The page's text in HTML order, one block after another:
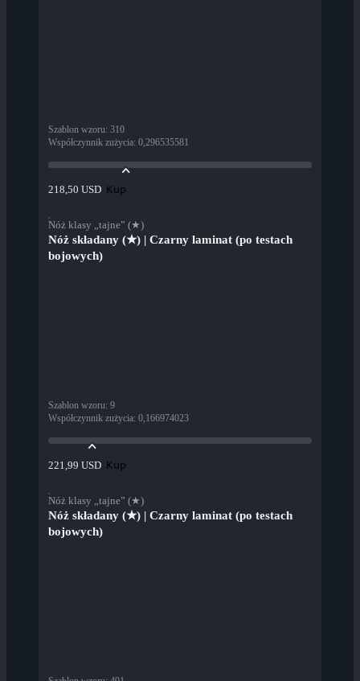
Szablon wzoru: 310
Współczynnik zużycia: 0,296535581
218,50 USD Kup
Nóż klasy „tajne” (★)
Nóż składany (★) | Czarny laminat (po testach
bojowych)
Szablon wzoru: 9
Współczynnik zużycia: 0,166974023
221,99 USD Kup
Nóż klasy „tajne” (★)
Nóż składany (★) | Czarny laminat (po testach
bojowych)